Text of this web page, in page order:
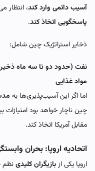
آسیب دائمی وارد کند، انتظار
پاسخگویی اتخاذ کند.
ذخایر استراتژیک چین شامل:
نفت (حدود دو تا سه ماه
مواد غذایی
اما اگر این آسیب‌پذیری‌ها به
چین ناچار خواهد بود
مقابل آمریکا اتخاذ کند.
اتحادیه اروپا: بحران
اروپا یکی ازبازیگران کلیدینظم